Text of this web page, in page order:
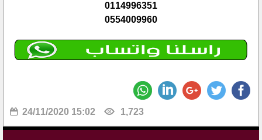
0114996351
0554009960
24/11/2020 15:02 1,723